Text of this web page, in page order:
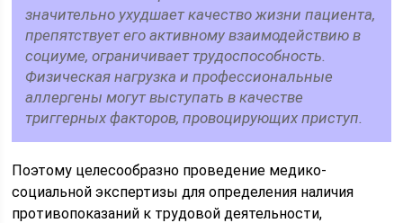
значительно ухудшает качество жизни пациента,
препятствует его активному взаимодействию в
социуме, ограничивает трудоспособность.
Физическая нагрузка и профессиональные
аллергены могут выступать в качестве
триггерных факторов, провоцирующих приступ.
Поэтому целесообразно проведение медико-
социальной экспертизы для определения наличия
противопоказаний к трудовой деятельности,